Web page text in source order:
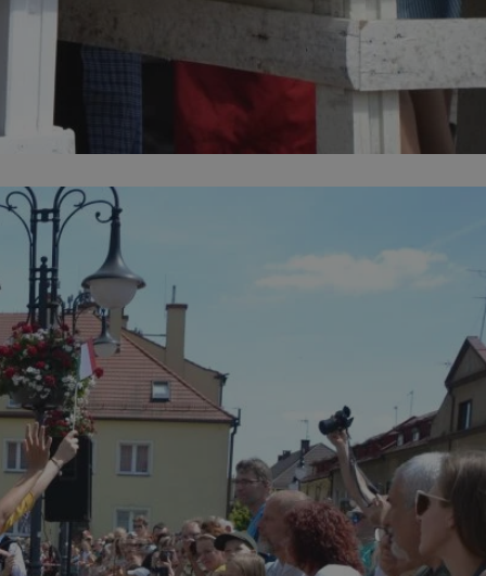
użytkownika i
sesji.
sesji.
ludzi i
internetowej,
raportów
internetowej.
identyfikatora
obsługuje
optymalizacji
przechowywania
do usług
użytkownik
lub reklamy.
o zgodzie
dotyczących
z witryny.
prywatności
przestrzeganie